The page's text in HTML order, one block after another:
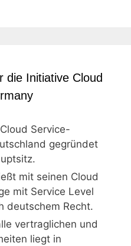
die Initiative Cloud
Service-
gegründet
mit seinen Cloud
mit Service Level
deutschem Recht.
vertraglichen und
liegt in